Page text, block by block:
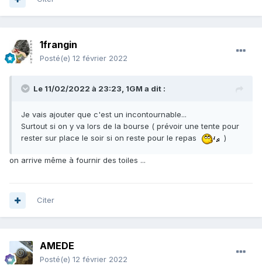
1frangin
Posté(e) 12 février 2022
Le 11/02/2022 à 23:23, 1GM a dit :
Je vais ajouter que c'est un incontournable...
Surtout si on y va lors de la bourse ( prévoir une tente pour
rester sur place le soir si on reste pour le repas
)
on arrive même à fournir des toiles ...
Citer
AMEDE
Posté(e) 12 février 2022